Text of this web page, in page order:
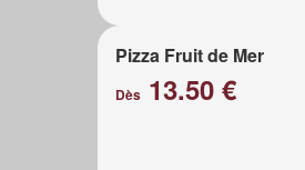
Pizza Fruit de Mer
Dès 13.50 €